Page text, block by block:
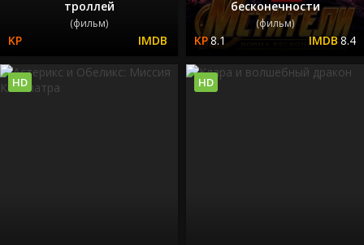
троллей
(фильм)
бесконечности
(фильм)
8.1 8.4
HD HD